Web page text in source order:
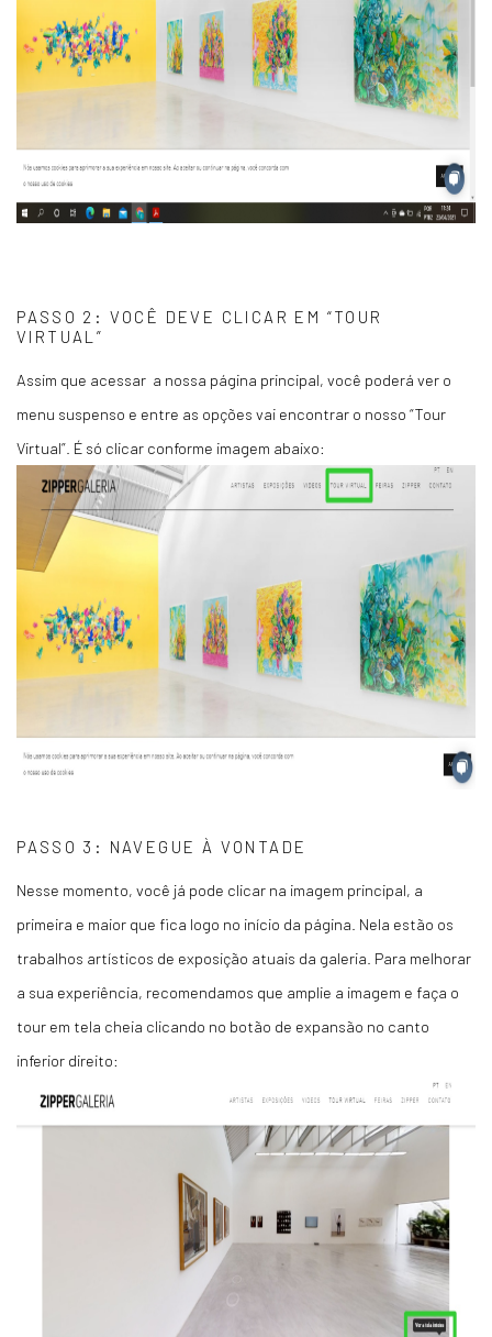
PASSO 2: VOCÊ DEVE CLICAR EM “TOUR
VIRTUAL”
Assim que acessar a nossa página principal, você poderá ver o
menu suspenso e entre as opções vai encontrar o nosso “Tour
Virtual”. É só clicar conforme imagem abaixo:
PASSO 3: NAVEGUE À VONTADE
Nesse momento, você já pode clicar na imagem principal, a
primeira e maior que fica logo no início da página. Nela estão os
trabalhos artísticos de exposição atuais da galeria. Para melhorar
a sua experiência, recomendamos que amplie a imagem e faça o
tour em tela cheia clicando no botão de expansão no canto
inferior direito: